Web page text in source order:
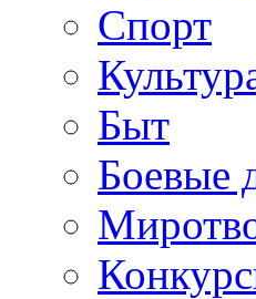
Спорт
Быт
Боевые